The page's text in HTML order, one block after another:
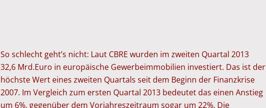
So schlecht geht’s nicht: Laut CBRE wurden im zweiten Quartal 2013
32,6 Mrd.Euro in europäische Gewerbeimmobilien investiert. Das ist der
höchste Wert eines zweiten Quartals seit dem Beginn der Finanzkrise
2007. Im Vergleich zum ersten Quartal 2013 bedeutet das einen Anstieg
um 6%, gegenüber dem Vorjahreszeitraum sogar um 22%. Die